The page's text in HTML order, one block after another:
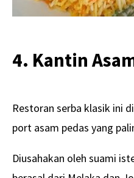
4. Kantin
Restoran serba klasik ini
port asam pedas yang
Diusahakan oleh suami